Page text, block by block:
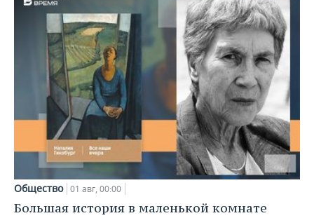
Общество 01 авг, 00:00
Большая история в маленькой комнате